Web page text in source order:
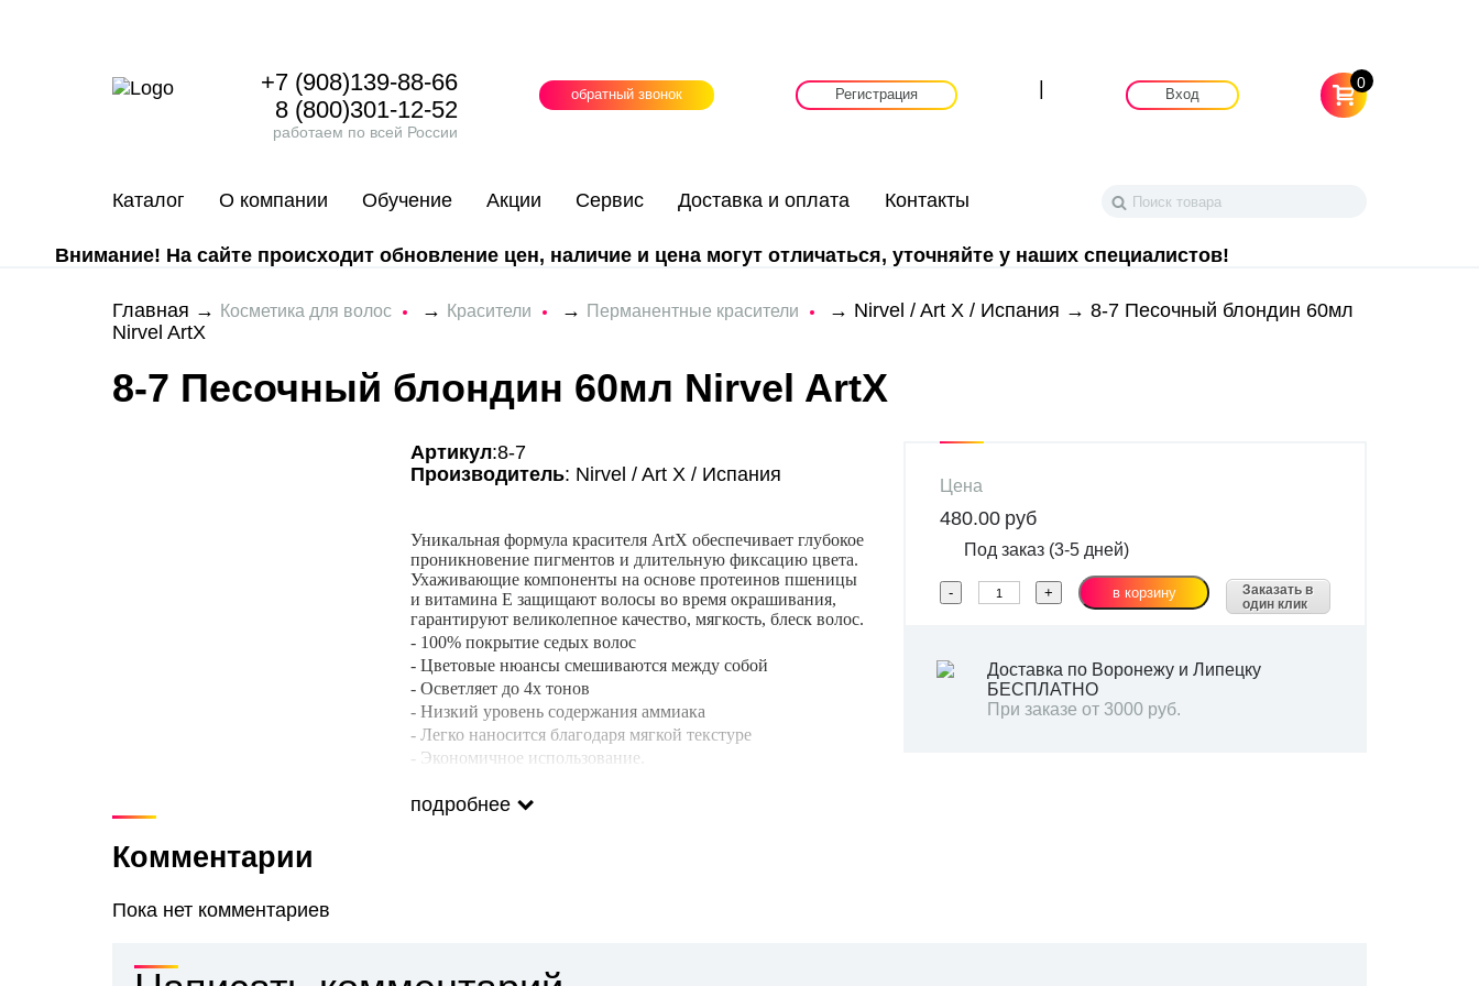
+7 (908)139-88-66
8 (800)301-12-52
работаем по всей России
обратный звонок Регистрация Вход
0
Каталог О компании Обучение Акции Сервис Доставка и оплата Контакты
Внимание! На сайте происходит обновление цен, наличие и цена могут отличаться, уточняйте у наших специалистов!
Главная → Косметика для волос → Красители → Перманентные красители → Nirvel / Art X / Испания → 8-7 Песочный блондин 60мл
Nirvel ArtX
8-7 Песочный блондин 60мл Nirvel ArtX
Артикул:8-7
Производитель: Nirvel / Art X / Испания
Уникальная формула красителя ArtX обеспечивает глубокое
проникновение пигментов и длительную фиксацию цвета.
Ухаживающие компоненты на основе протеинов пшеницы
и витамина Е защищают волосы во время окрашивания,
гарантируют великолепное качество, мягкость, блеск волос.
- 100% покрытие седых волос
- Цветовые нюансы смешиваются между собой
- Осветляет до 4х тонов
- Низкий уровень содержания аммиака
- Легко наносится благодаря мягкой текстуре
- Экономичное использование.
оксиданта)
подробнее
Цена
480.00 руб
Под заказ (3-5 дней)
Заказать в
один клик
Доставка по Воронежу и Липецку
БЕСПЛАТНО
При заказе от 3000 руб.
Комментарии
Пока нет комментариев